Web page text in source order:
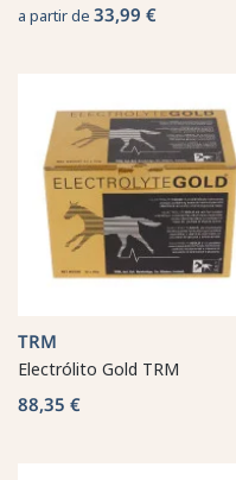
a partir de 33,99 €
TRM
Electrólito Gold TRM
88,35 €